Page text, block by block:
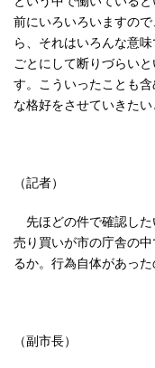
前にいろいろいますの
ら、それはいろんな意
ごとにして断りづらい
す。こういったことも
な格好をさせていきたい
（記者）
先ほどの件で確認し
売り買いが市の庁舎の
るか。行為自体があった
（副市長）